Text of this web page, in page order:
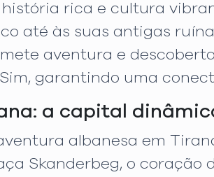
rica e cultura
até às suas antigas
aventura e
garantindo uma
a capital
albanesa em
Skanderbeg, o